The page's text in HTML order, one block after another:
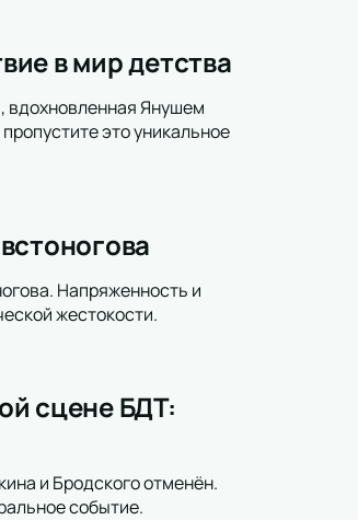
в мир детства
вдохновленная Янушем
это уникальное
Напряженность и
жестокости.
сцене БДТ:
и Бродского отменён.
событие.